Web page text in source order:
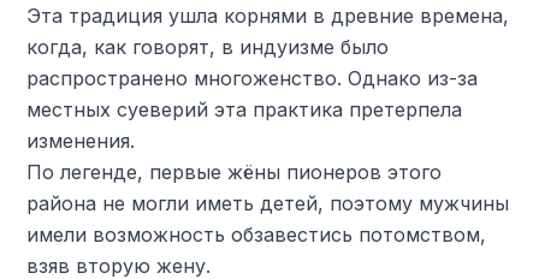
Эта традиция ушла корнями в древние времена,
когда, как говорят, в индуизме было
распространено многоженство. Однако из-за
местных суеверий эта практика претерпела
изменения.
По легенде, первые жёны пионеров этого
района не могли иметь детей, поэтому мужчины
имели возможность обзавестись потомством,
взяв вторую жену.